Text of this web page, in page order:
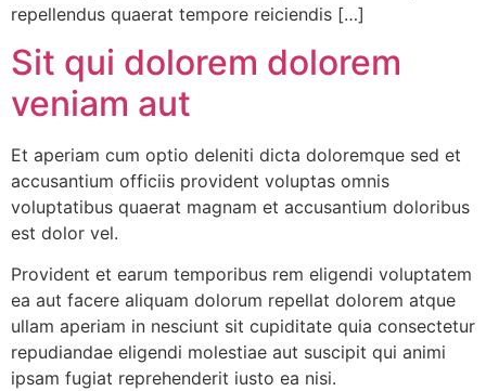
repellendus quaerat tempore reiciendis […]
Sit qui dolorem dolorem
veniam aut
Et aperiam cum optio deleniti dicta doloremque sed et
accusantium officiis provident voluptas omnis
voluptatibus quaerat magnam et accusantium doloribus
est dolor vel.
Provident et earum temporibus rem eligendi voluptatem
ea aut facere aliquam dolorum repellat dolorem atque
ullam aperiam in nesciunt sit cupiditate quia consectetur
repudiandae eligendi molestiae aut suscipit qui animi
ipsam fugiat reprehenderit iusto ea nisi.